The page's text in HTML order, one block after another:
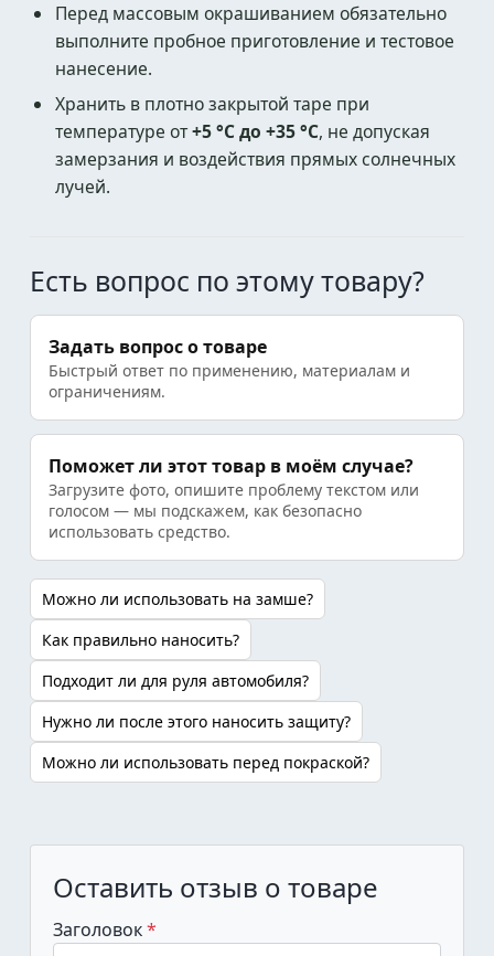
Перед массовым окрашиванием обязательно
выполните пробное приготовление и тестовое
нанесение.
Хранить в плотно закрытой таре при
температуре от+5 °C до +35 °C, не допуская
замерзания и воздействия прямых солнечных
лучей.
Есть вопрос по этому товару?
Задать вопрос о товаре
Быстрый ответ по применению, материалам и
ограничениям.
Поможет ли этот товар в моём случае?
Загрузите фото, опишите проблему текстом или
голосом — мы подскажем, как безопасно
использовать средство.
Можно ли использовать на замше?
Как правильно наносить?
Подходит ли для руля автомобиля?
Нужно ли после этого наносить защиту?
Можно ли использовать перед покраской?
Оставить отзыв о товаре
Заголовок